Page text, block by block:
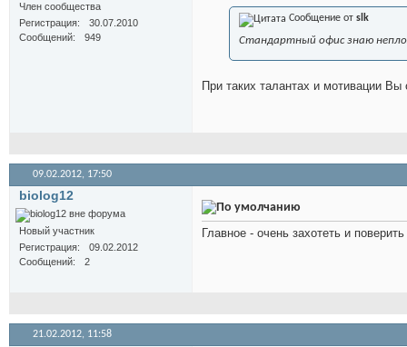
Член сообщества
Регистрация
30.07.2010
Сообщений
949
Сообщение от slk
Стандартный офис знаю
При таких талантах и мотивации
09.02.2012, 17:50
biolog12
Новый участник
Регистрация
09.02.2012
Сообщений
2
Главное - очень захотеть и
21.02.2012, 11:58